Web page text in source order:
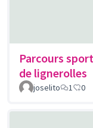
Parcours
de lignerolles
joselito 1 0